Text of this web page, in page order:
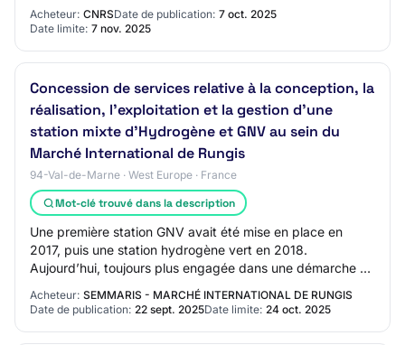
Acheteur: CNRSDate de publication: 7 oct. 2025
Date limite: 7 nov. 2025
Concession de services relative à la conception, la
réalisation, l’exploitation et la gestion d’une
station mixte d’Hydrogène et GNV au sein du
Marché International de Rungis
94-Val-de-Marne · West Europe · France
Mot-clé trouvé dans la description
Une première station GNV avait été mise en place en
2017, puis une station hydrogène vert en 2018.
Aujourd’hui, toujours plus engagée dans une démarche de
transition énergétique et d’amélioration de…
Acheteur: SEMMARIS - MARCHÉ INTERNATIONAL DE RUNGIS
Date de publication: 22 sept. 2025Date limite: 24 oct. 2025